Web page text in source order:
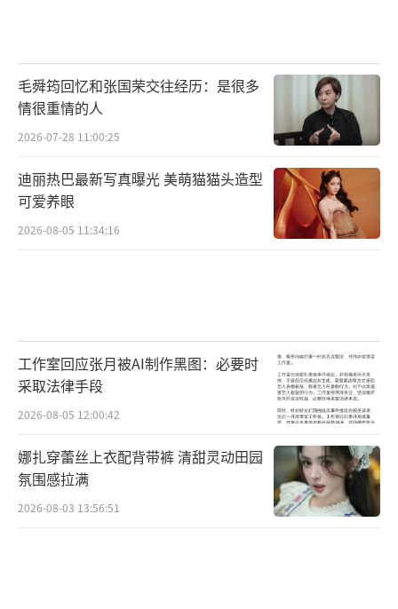
毛舜筠回忆和张国荣交往经历：是很多
情很重情的人
2026-07-28 11:00:25
迪丽热巴最新写真曝光 美萌猫猫头造型
可爱养眼
2026-08-05 11:34:16
工作室回应张月被AI制作黑图：必要时
采取法律手段
2026-08-05 12:00:42
娜扎穿蕾丝上衣配背带裤 清甜灵动田园
氛围感拉满
2026-08-03 13:56:51